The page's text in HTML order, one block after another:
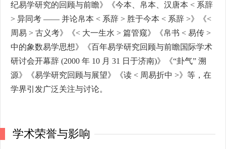
纪易学研究的回顾与前瞻》《今本、帛本、汉唐本 < 系辞
> 异同考 —— 并论帛本 < 系辞 > 胜于今本 < 系辞 >》《<
周易 > 古义考》《< 大一生水 > 篇管窥》《帛书 < 易传 >
中的象数易学思想》《百年易学研究回顾与前瞻国际学术
研讨会开幕辞 (2000 年 10 月 31 日于济南)》《“卦气” 溯
源》《易学研究回顾与展望》《读 < 周易折中 >》等，在
学界引发广泛关注与讨论。
学术荣誉与影响